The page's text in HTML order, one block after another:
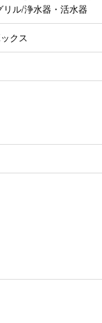
ル/浄水器・活水器
クス